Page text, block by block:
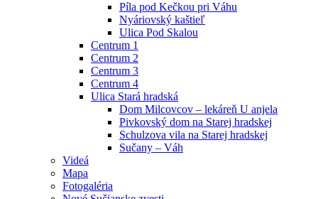
Píla pod Kečkou pri Váhu
Nyáriovský kaštieľ
Ulica Pod Skalou
Centrum 1
Centrum 2
Centrum 3
Centrum 4
Ulica Stará hradská
Dom Milcovcov – lekáreň U anjela
Pivkovský dom na Starej hradskej
Schulzova vila na Starej hradskej
Sučany – Váh
Videá
Mapa
Fotogaléria